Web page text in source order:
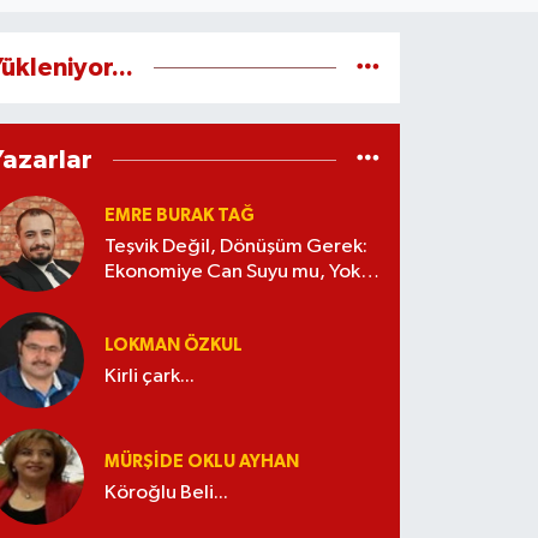
EMRE BURAK TAĞ
Teşvik Değil, Dönüşüm Gerek:
Ekonomiye Can Suyu mu, Yoksa
LOKMAN ÖZKUL
Kirli çark...
MÜRŞIDE OKLU AYHAN
Köroğlu Beli...